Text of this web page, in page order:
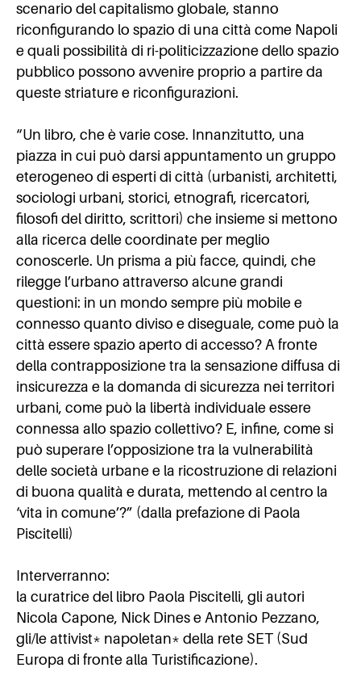
scenario del capitalismo globale, stanno
riconfigurando lo spazio di una città come Napoli
e quali possibilità di ri-politicizzazione dello spazio
pubblico possono avvenire proprio a partire da
queste striature e riconfigurazioni.
“Un libro, che è varie cose. Innanzitutto, una
piazza in cui può darsi appuntamento un gruppo
eterogeneo di esperti di città (urbanisti, architetti,
sociologi urbani, storici, etnografi, ricercatori,
filosofi del diritto, scrittori) che insieme si mettono
alla ricerca delle coordinate per meglio
conoscerle. Un prisma a più facce, quindi, che
rilegge l’urbano attraverso alcune grandi
questioni: in un mondo sempre più mobile e
connesso quanto diviso e diseguale, come può la
città essere spazio aperto di accesso? A fronte
della contrapposizione tra la sensazione diffusa di
insicurezza e la domanda di sicurezza nei territori
urbani, come può la libertà individuale essere
connessa allo spazio collettivo? E, infine, come si
può superare l’opposizione tra la vulnerabilità
delle società urbane e la ricostruzione di relazioni
di buona qualità e durata, mettendo al centro la
‘vita in comune’?” (dalla prefazione di Paola
Piscitelli)
Interverranno:
la curatrice del libro Paola Piscitelli, gli autori
Nicola Capone, Nick Dines e Antonio Pezzano,
gli/le attivist* napoletan* della rete SET (Sud
Europa di fronte alla Turistificazione).